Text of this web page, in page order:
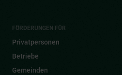
FÖRDERUNGEN FÜR
Privatpersonen
Betriebe
Gemeinden